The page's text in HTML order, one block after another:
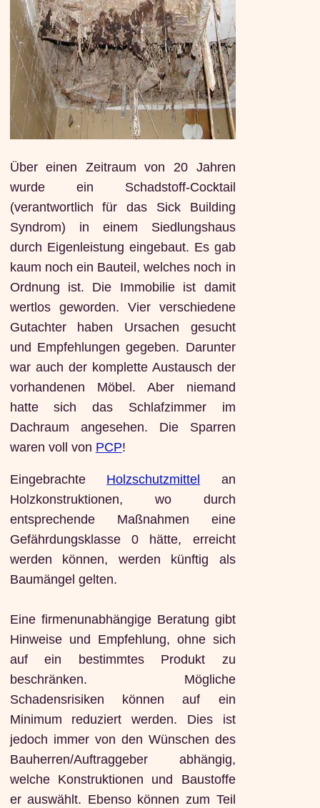
Über einen Zeitraum von 20 Jahren
wurde ein Schadstoff-Cocktail
(verantwortlich für das Sick Building
Syndrom) in einem Siedlungshaus
durch Eigenleistung eingebaut. Es gab
kaum noch ein Bauteil, welches noch in
Ordnung ist. Die Immobilie ist damit
wertlos geworden. Vier verschiedene
Gutachter haben Ursachen gesucht
und Empfehlungen gegeben. Darunter
war auch der komplette Austausch der
vorhandenen Möbel. Aber niemand
hatte sich das Schlafzimmer im
Dachraum angesehen. Die Sparren
waren voll von PCP!
Eingebrachte Holzschutzmittel
an
Holzkonstruktionen, wo durch
entsprechende Maßnahmen eine
Gefährdungsklasse 0 hätte, erreicht
werden können, werden künftig als
Baumängel gelten.
Eine firmenunabhängige Beratung gibt
Hinweise und Empfehlung, ohne sich
auf ein bestimmtes Produkt zu
beschränken. Mögliche
Schadensrisiken können auf ein
Minimum reduziert werden. Dies ist
jedoch immer von den Wünschen des
Bauherren/Auftraggeber abhängig,
welche Konstruktionen und Baustoffe
er auswählt. Ebenso können zum Teil